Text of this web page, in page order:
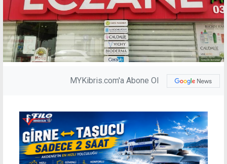
MYKibris.com'a Abone Ol